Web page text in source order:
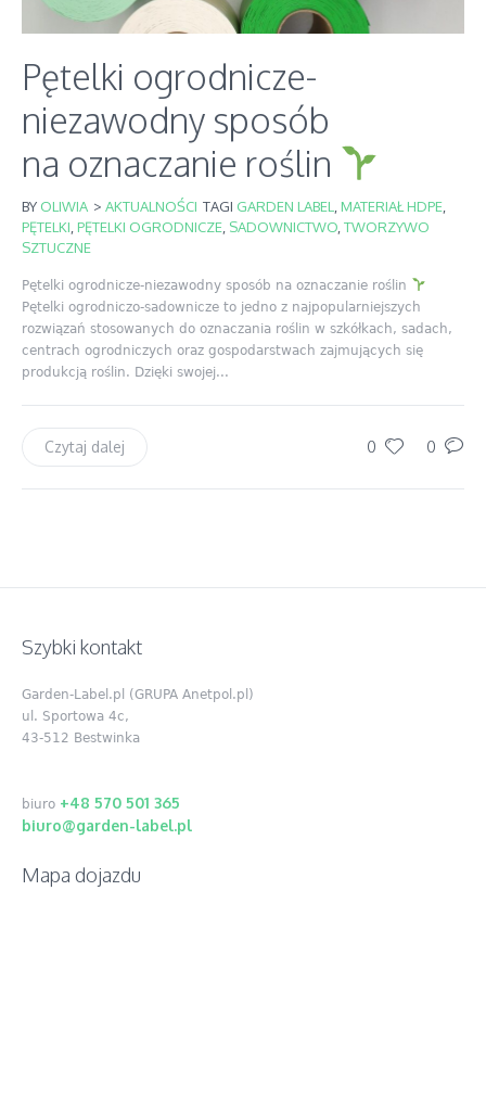
Pętelki ogrodnicze-
niezawodny sposób
na oznaczanie roślin
BY OLIWIA > AKTUALNOŚCI TAGI GARDEN LABEL MATERIAŁ HDPE
PĘTELKI PĘTELKI OGRODNICZE SADOWNICTWO TWORZYWO
SZTUCZNE
Pętelki ogrodnicze-niezawodny sposób na oznaczanie roślin
Pętelki ogrodniczo-sadownicze to jedno z najpopularniejszych
rozwiązań stosowanych do oznaczania roślin w szkółkach, sadach,
centrach ogrodniczych oraz gospodarstwach zajmujących się
produkcją roślin. Dzięki swojej...
0 0
Czytaj dalej
Szybki kontakt
Garden-Label.pl (GRUPA Anetpol.pl)
ul. Sportowa 4c,
43-512 Bestwinka
biuro +48 570 501 365
biuro@garden-label.pl
Mapa dojazdu